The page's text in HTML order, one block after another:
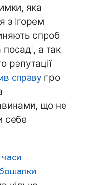
яка
з Ігорем
спроб
а так
репутації
справу про
що не
себе